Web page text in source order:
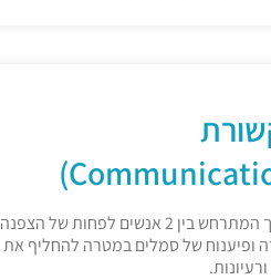
תהליך המתרחש בין 2 אנשים לפחות של הצפנה
ופיענוח של סמלים במטרה להחליף את